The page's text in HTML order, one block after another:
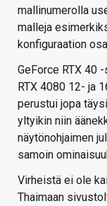
mallinumerolla
malleja
konfiguraation
GeForce RTX 40
RTX 4080 12- ja
perustui jopa
yltyikin niin
näytönohjaimen
samoin
Virheistä ei ole
Thaimaan